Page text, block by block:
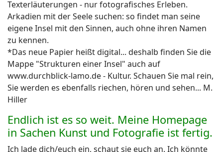
Texterläuterungen - nur fotografisches Erleben.
Arkadien mit der Seele suchen: so findet man seine
eigene Insel mit den Sinnen, auch ohne ihren Namen
zu kennen.
*Das neue Papier heißt digital... deshalb finden Sie die
Mappe "Strukturen einer Insel" auch auf
www.durchblick-lamo.de - Kultur. Schauen Sie mal rein,
Sie werden es ebenfalls riechen, hören und sehen... M.
Hiller
Endlich ist es so weit. Meine Homepage
in Sachen Kunst und Fotografie ist fertig.
Ich lade dich/euch ein, schaut sie euch an. Ich könnte